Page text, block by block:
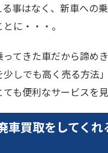
る事はなく、新車への
に・・・。
てきた車だから諦めき
少しでも高く売る方法
も便利なサービスを
車買取をしてくれ